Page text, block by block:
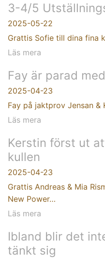
3-4/5
2025-05-22
Grattis Sofie till dina fina
Läs mera
Fay är parad
2025-04-23
Fay på jaktprov Jensan
Läs mera
Kerstin först ut
kullen
2025-04-23
Grattis Andreas & Mia
New Power…
Läs mera
Ibland blir det
tänkt sig